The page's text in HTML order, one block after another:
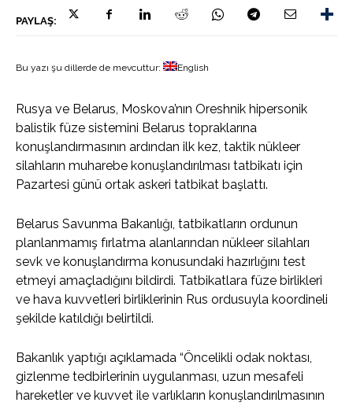
PAYLAŞ:
Bu yazı şu dillerde de mevcuttur: English
Rusya ve Belarus, Moskova’nın Oreshnik hipersonik
balistik füze sistemini Belarus topraklarına
konuşlandırmasının ardından ilk kez, taktik nükleer
silahların muharebe konuşlandırılması tatbikatı için
Pazartesi günü ortak askeri tatbikat başlattı.
Belarus Savunma Bakanlığı, tatbikatların ordunun
planlanmamış fırlatma alanlarından nükleer silahları
sevk ve konuşlandırma konusundaki hazırlığını test
etmeyi amaçladığını bildirdi. Tatbikatlara füze birlikleri
ve hava kuvvetleri birliklerinin Rus ordusuyla koordineli
şekilde katıldığı belirtildi.
Bakanlık yaptığı açıklamada “Öncelikli odak noktası,
gizlenme tedbirlerinin uygulanması, uzun mesafeli
hareketler ve kuvvet ile varlıkların konuşlandırılmasının